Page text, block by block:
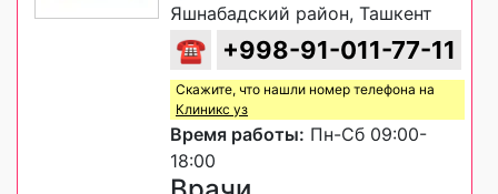
Яшнабадский район, Ташкент
☎ +998-91-011-77-11
Скажите, что нашли номер телефона на
Клиникс уз
Время работы: Пн-Сб 09:00-
18:00